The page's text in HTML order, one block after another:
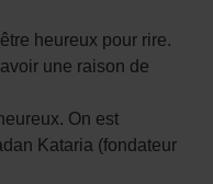
heureux pour rire.
une raison de
On est
Kataria (fondateur